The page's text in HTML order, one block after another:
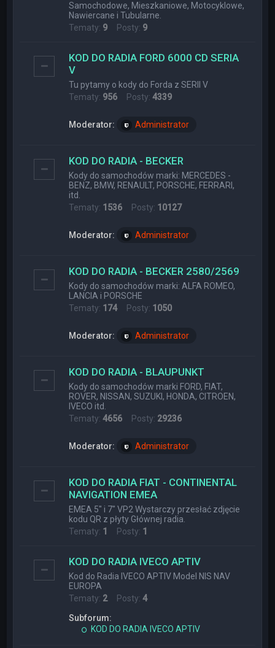
Samochodowe, Mieszkaniowe, Motocyklowe,
Nawiercane i Tubularne.
Tematy: 9 Posty: 9
KOD DO RADIA FORD 6000 CD SERIA
V
Tu pytamy o kody do Forda z SERII V
Tematy: 956 Posty:4339
Moderator: Administrator
KOD DO RADIA - BECKER
Kody do samochodów marki: MERCEDES -
BENZ, BMW, RENAULT, PORSCHE, FERRARI,
itd.
Tematy: 1536 Posty: 10127
Moderator: Administrator
KOD DO RADIA - BECKER 2580/2569
Kody do samochodów marki: ALFA ROMEO,
LANCIA i PORSCHE
Tematy: 174Posty: 1050
Moderator: Administrator
KOD DO RADIA - BLAUPUNKT
Kody do samochodów marki FORD, FIAT,
ROVER, NISSAN, SUZUKI, HONDA, CITROEN,
IVECO itd.
Tematy:4656 Posty: 29236
Moderator: Administrator
KOD DO RADIA FIAT - CONTINENTAL
NAVIGATION EMEA
EMEA 5" i 7" VP2 Wystarczy przesłać zdjęcie
kodu QR z płyty Głównej radia.
Tematy: 1 Posty: 1
KOD DO RADIA IVECO APTIV
Kod do Radia IVECO APTIV Model NIS NAV
EUROPA
Tematy: 2Posty:4
Subforum:
KOD DO RADIA IVECO APTIV